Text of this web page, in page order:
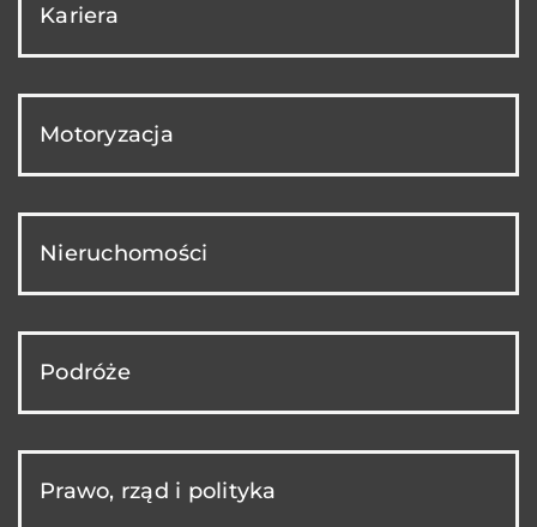
Kariera
Motoryzacja
Nieruchomości
Podróże
Prawo, rząd i polityka